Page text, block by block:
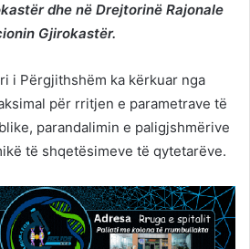
dhe në Drejtorinë Rajonale
Gjirokastër.
i Përgjithshëm ka kërkuar nga
për rritjen e parametrave të
parandalimin e paligjshmërive
të shqetësimeve të qytetarëve.